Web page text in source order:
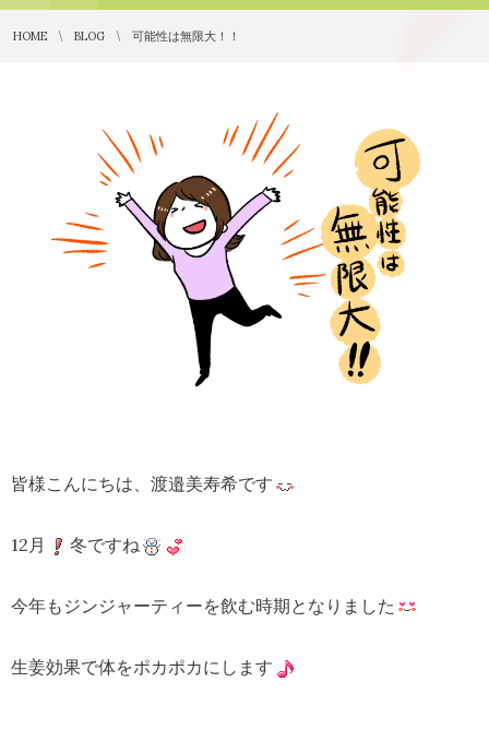
HOME BLOG 可能性は無限大！！
皆様こんにちは、渡邉美寿希です
12月 冬ですね
今年もジンジャーティーを飲む時期となりました
生姜効果で体をポカポカにします